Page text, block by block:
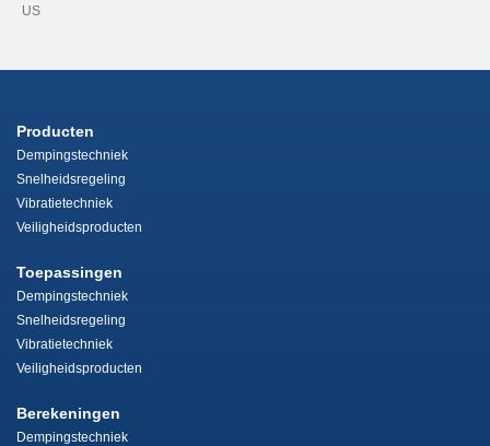
US
Producten
Dempingstechniek
Snelheidsregeling
Vibratietechniek
Veiligheidsproducten
Toepassingen
Dempingstechniek
Snelheidsregeling
Vibratietechniek
Veiligheidsproducten
Berekeningen
Dempingstechniek